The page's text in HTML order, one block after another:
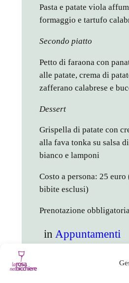
Pasta e patate viola
formaggio e tartufo
Secondo piatto
Petto di faraona con
alle patate, crema di
zafferano calabrese e
Dessert
Grispella di patate con
alla fava tonka su salsa
bianco e lamponi
Costo a persona: 25
bibite esclusi)
Prenotazione
in Appuntamenti
telegram
pinterest